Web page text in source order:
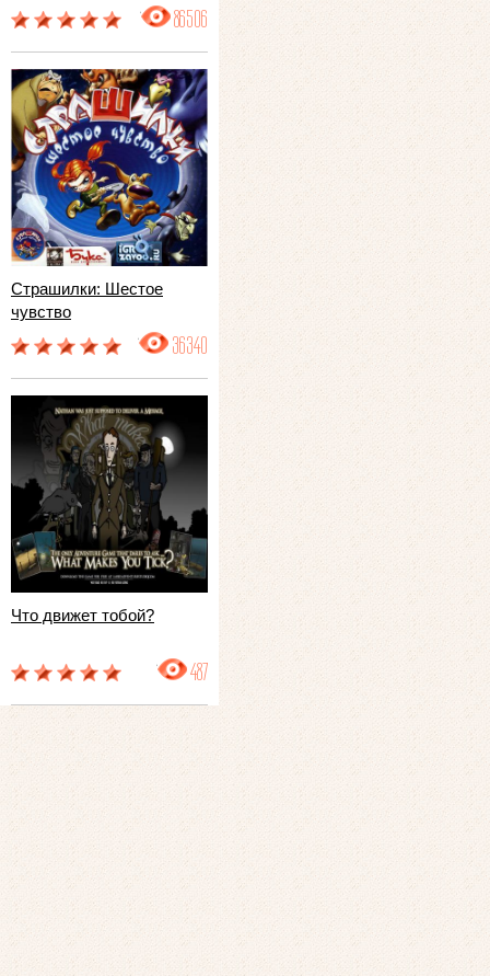
86506
Страшилки: Шестое
чувство
36340
Что движет тобой?
487